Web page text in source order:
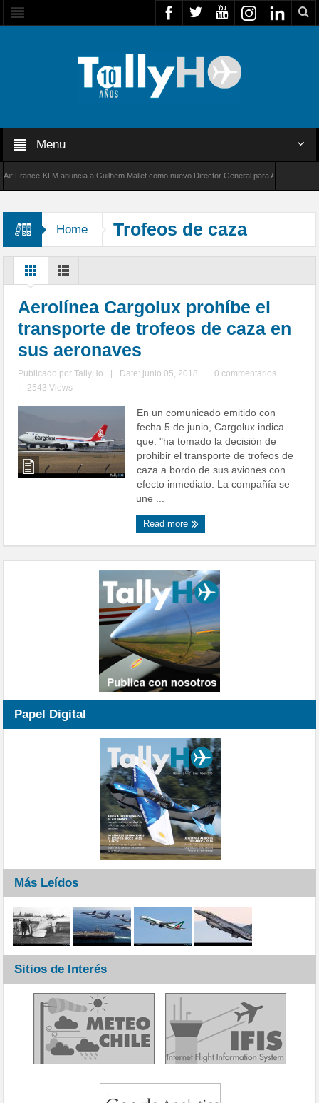
Menu
KLM anuncia a Guilhem Mallet como nuevo Director General para América Latina
Home Trofeos de caza
Aerolínea Cargolux prohíbe el
transporte de trofeos de caza en
sus aeronaves
Publicado porTallyHo Date: junio 05, 2018
0 commentarios
2543 Views
En un comunicado emitido con
fecha 5 de junio, Cargolux indica
que: "ha tomado la decisión de
prohibir el transporte de trofeos de
caza a bordo de sus aviones con
efecto inmediato. La compañía se
une ...
Read more
Papel Digital
Más Leídos
Sitios de Interés